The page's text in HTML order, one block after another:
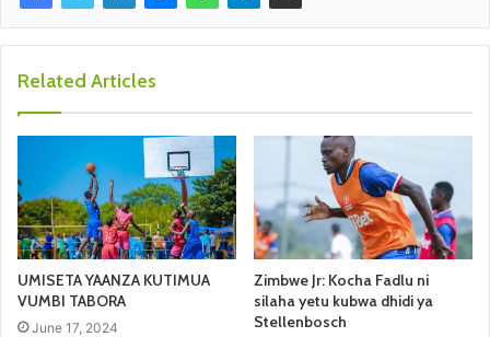
Related Articles
UMISETA YAANZA KUTIMUA
VUMBI TABORA
June 17, 2024
Zimbwe Jr: Kocha Fadlu ni
silaha yetu kubwa dhidi ya
Stellenbosch